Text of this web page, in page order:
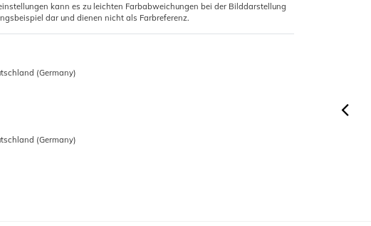
kann es zu leichten Farbabweichungen bei der Bilddarstellung
dar und dienen nicht als Farbreferenz.
(Germany)
(Germany)
Vlies Tapeten
€ / Kilogramm
1x Rollkleister Instant Vlieskleister